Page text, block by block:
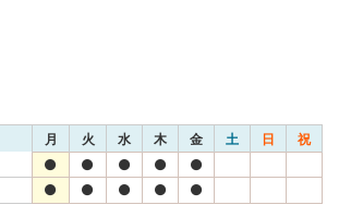
月 火 水 木 金 土 日 祝